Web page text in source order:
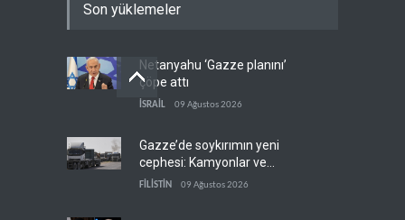
Son yüklemeler
Netanyahu ‘Gazze planını’
çöpe attı
İSRAİL 09 Ağustos 2026
Gazze’de soykırımın yeni
cephesi: Kamyonlar ve
sürücüler de hedefte
FİLİSTİN 09 Ağustos 2026